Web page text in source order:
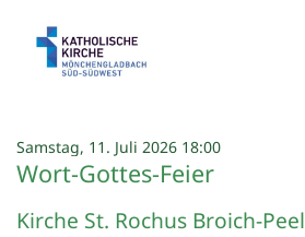
Samstag, 11. Juli 2026 18:00:
Wort-Gottes-Feier
Kirche St. Rochus Broich-Peel